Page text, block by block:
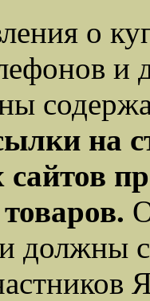
о
и
на
должны